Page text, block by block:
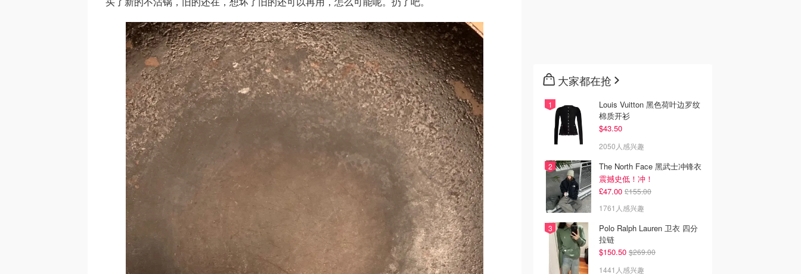
大家都在抢
Louis Vuitton 黑色荷叶边罗纹
棉质开衫
$43.50
2050人感兴趣
The North Face 黑武士冲锋衣
震撼史低！冲！
£47.00 £155.00
1761人感兴趣
Polo Ralph Lauren 卫衣 四分
拉链
$150.50 $269.00
1441人感兴趣